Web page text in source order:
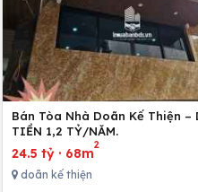
Bán Tòa Nhà Doãn Kế Thiện –
TIỀN 1,2 TỶ/NĂM.
24.5 tỷ· 68m
2
doãn kế thiện